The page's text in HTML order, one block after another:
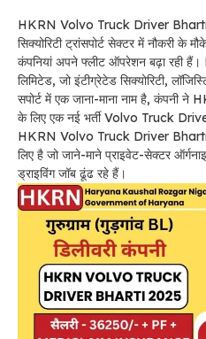
HKRN Volvo Truck Driver Bharti
सिक्योरिटी ट्रांसपोर्ट सेक्टर में नौकरी के
कंपनियां अपने फ्लीट ऑपरेशन बढ़ा रही हैं।
लिमिटेड, जो इंटीग्रेटेड सिक्योरिटी,
सपोर्ट में एक जाना-माना नाम है, कंपनी ने
के लिए एक नई भर्ती Volvo Truck
HKRN Volvo Truck Driver Bharti
लिए है जो जाने-माने प्राइवेट-सेक्टर
ड्राइविंग जॉब ढूंढ रहे हैं।